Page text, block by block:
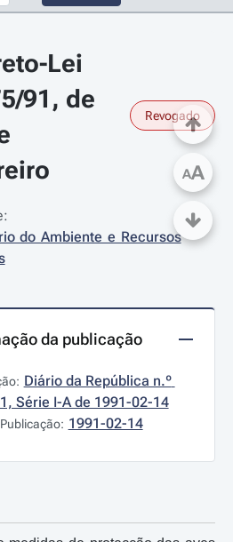
Lei
91, de
Revogado
do Ambiente e Recursos
da publicação
Diário da República n.º
Série I-A de 1991-02-14
1991-02-14
AA